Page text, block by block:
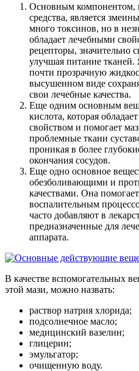
Основным компонентом,
средства, является
много токсинов, но в
обладает лечебными
рецепторы, значительно
улучшая питание тканей.
почти прозрачную
высушенном виде
свои лечебные качества.
Еще одним основным
кислота, которая
свойством и помогает
проблемные ткани
проникая в более
окончания сосудов.
Еще одно основное
обезболивающими и
качествами. Она
воспалительным
часто добавляют в
предназначенные для
аппарата.
В качестве вспомогательных
этой мази, можно назвать:
раствор натрия хлорида;
подсолнечное масло;
медицинский вазелин;
глицерин;
эмульгатор;
очищенную воду.